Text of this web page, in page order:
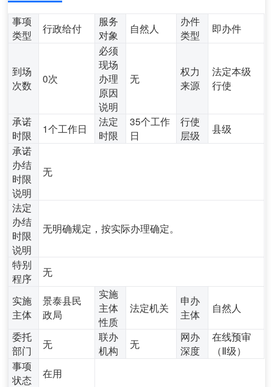
事项
类型
行政给付
服务
对象
自然人
办件
类型
即办件
到场
次数
0次
必须
现场
办理
原因
说明
无
权力
来源
法定本级
行使
承诺
时限
1个工作日
法定
时限
35个工作
日
行使
层级
县级
承诺
办结
时限
说明
无
法定
办结
时限
说明
无明确规定，按实际办理确定。
特别
程序
无
实施
主体
景泰县民
政局
实施
主体
性质
法定机关
申办
主体
自然人
委托
部门
无
联办
机构
无
网办
深度
在线预审
（Ⅱ级）
事项
状态
在用